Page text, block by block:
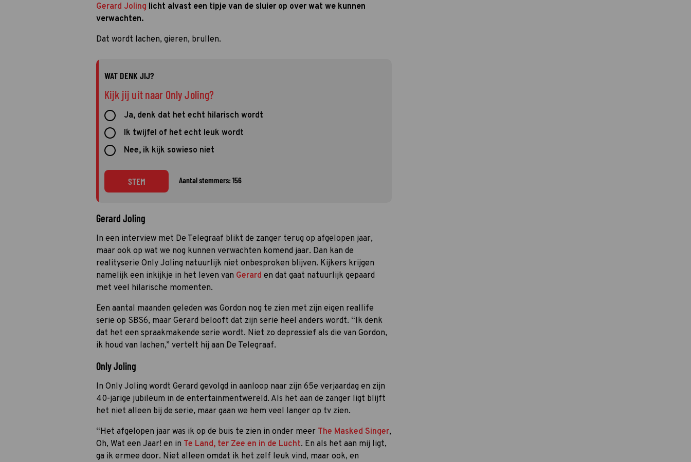
Gerard Joling licht alvast een tipje van de sluier op over wat we kunnen
verwachten.
Dat wordt lachen, gieren, brullen.
WAT DENK JIJ?
Kijk jij uit naar Only Joling?
Ja, denk dat het echt hilarisch wordt
Ik twijfel of het echt leuk wordt
Nee, ik kijk sowieso niet
STEM Aantal stemmers: 156
Gerard Joling
In een interview met De Telegraaf blikt de zanger terug op afgelopen jaar,
maar ook op wat we nog kunnen verwachten komend jaar. Dan kan de
realityserie Only Joling natuurlijk niet onbesproken blijven. Kijkers krijgen
namelijk een inkijkje in het leven van Gerard en dat gaat natuurlijk gepaard
met veel hilarische momenten.
Een aantal maanden geleden was Gordon nog te zien met zijn eigen reallife
serie op SBS6, maar Gerard belooft dat zijn serie heel anders wordt. “Ik denk
dat het een spraakmakende serie wordt. Niet zo depressief als die van Gordon,
ik houd van lachen,” vertelt hij aan De Telegraaf.
Only Joling
In Only Joling wordt Gerard gevolgd in aanloop naar zijn 65e verjaardag en zijn
40-jarige jubileum in de entertainmentwereld. Als het aan de zanger ligt blijft
het niet alleen bij de serie, maar gaan we hem veel langer op tv zien.
“Het afgelopen jaar was ik op de buis te zien in onder meer The Masked Singer,
Oh, Wat een Jaar! en in Te Land, ter Zee en in de Lucht. En als het aan mij ligt,
ga ik ermee door. Niet alleen omdat ik het zelf leuk vind, maar ook, en